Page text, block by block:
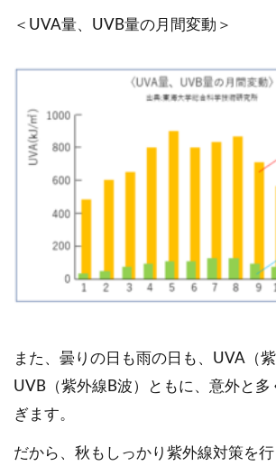
＜UVA量、UVB量の月間変動＞
また、曇りの日も雨の日も、UVA（紫
UVB（紫外線B波）ともに、意外と多
ぎます。
だから、秋もしっかり紫外線対策を